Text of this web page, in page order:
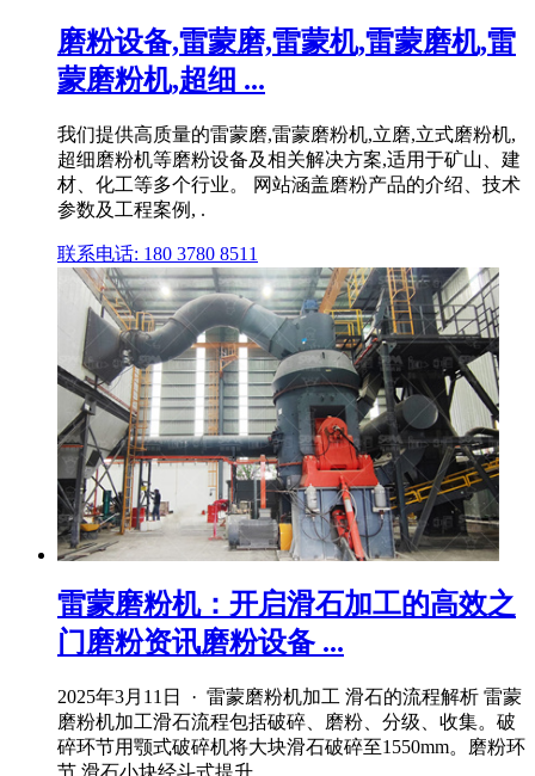
磨粉设备,雷蒙磨,雷蒙机,雷蒙磨机,雷
蒙磨粉机,超细 ...
我们提供高质量的雷蒙磨,雷蒙磨粉机,立磨,立式磨粉机,
超细磨粉机等磨粉设备及相关解决方案,适用于矿山、建
材、化工等多个行业。 网站涵盖磨粉产品的介绍、技术
参数及工程案例, .
联系电话: 180 3780 8511
雷蒙磨粉机：开启滑石加工的高效之
门磨粉资讯磨粉设备 ...
2025年3月11日 · 雷蒙磨粉机加工 滑石的流程解析 雷蒙
磨粉机加工滑石流程包括破碎、磨粉、分级、收集。破
碎环节用颚式破碎机将大块滑石破碎至1550mm。磨粉环
节,滑石小块经斗式提升 .